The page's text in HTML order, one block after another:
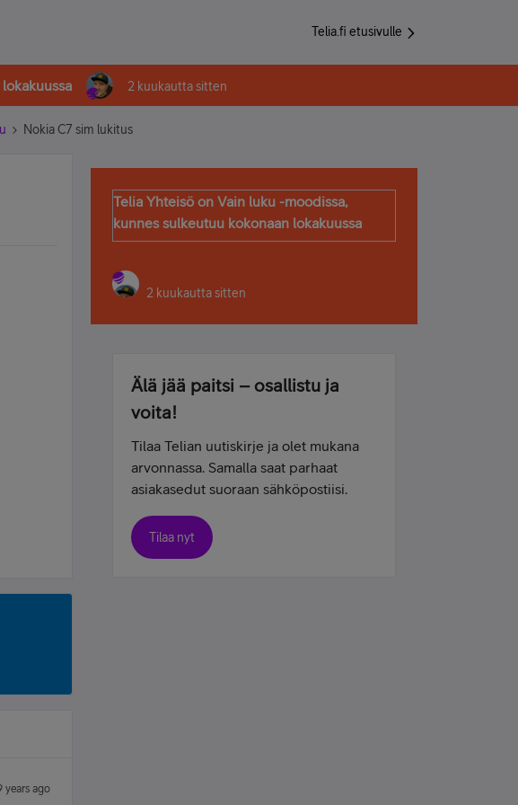
Telia.fi etusivulle
2 kuukautta sitten
Nokia C7 sim lukitus
years ago
Telia Yhteisö on Vain luku -moodissa,
kunnes sulkeutuu kokonaan lokakuussa
2 kuukautta sitten
Älä jää paitsi – osallistu ja
voita!
Tilaa Telian uutiskirje ja olet mukana
arvonnassa. Samalla saat parhaat
asiakasedut suoraan sähköpostiisi.
Tilaa nyt